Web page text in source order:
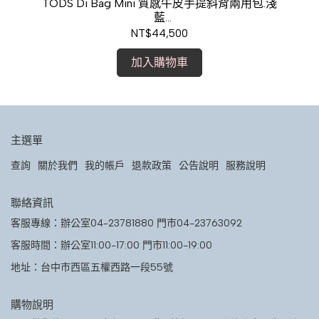
TODS Di Bag Mini 質感牛皮手提斜背兩用包.淺
藍
現金價$39,800
NT$44,500
加入購物車
主選單
查詢 關於我們 我的帳戶 退款政策 公告說明 服務說明
聯絡資訊
客服專線：辦公室04-23781880 門市04-23763092
客服時間：辦公室11:00-17:00 門市11:00-19:00
地址：台中市西區五權西路一段55號
購物說明